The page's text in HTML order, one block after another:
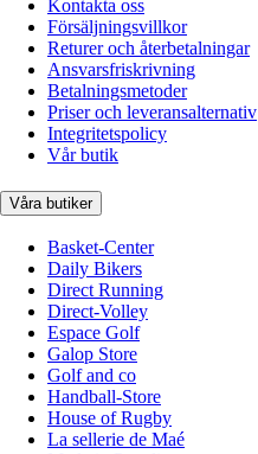
Kontakta oss
Försäljningsvillkor
Returer och återbetalningar
Ansvarsfriskrivning
Betalningsmetoder
Priser och leveransalternativ
Integritetspolicy
Vår butik
Våra butiker
Basket-Center
Daily Bikers
Direct Running
Direct-Volley
Espace Golf
Galop Store
Golf and co
Handball-Store
House of Rugby
La sellerie de Maé